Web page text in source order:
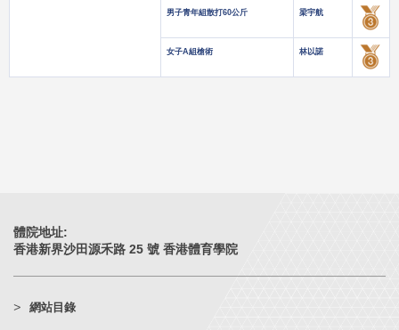
男子青年組散打60公斤 梁宇航
女子A組槍術 林以諾
體院地址:
香港新界沙田源禾路 25 號 香港體育學院
網站目錄